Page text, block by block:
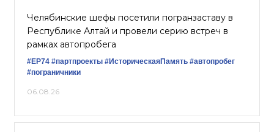
Челябинские шефы посетили погранзаставу в
Республике Алтай и провели серию встреч в
рамках автопробега
#ЕР74 #партпроекты #ИсторическаяПамять #автопробег
#пограничники
06.08.26